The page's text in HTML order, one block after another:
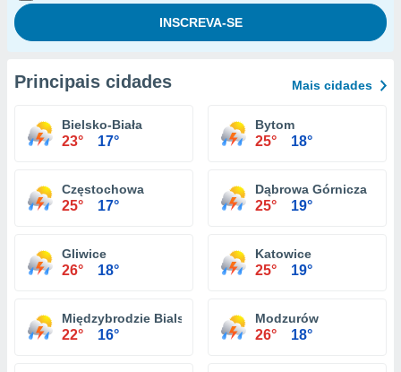
Principais cidades Mais cidades
Bielsko-Biała
23° 17°
Bytom
25° 18°
Częstochowa
25° 17°
Dąbrowa Górnicza
25° 19°
Gliwice
26° 18°
Katowice
25° 19°
Międzybrodzie Bialskie
22° 16°
Modzurów
26° 18°